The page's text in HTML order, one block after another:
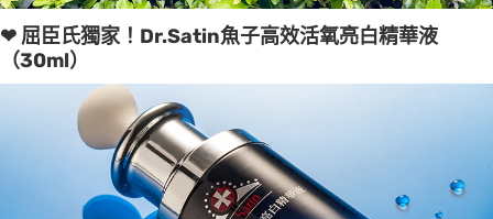
❤ 屈臣氏獨家！Dr.Satin魚子高效活氧亮白精華液
（30ml）